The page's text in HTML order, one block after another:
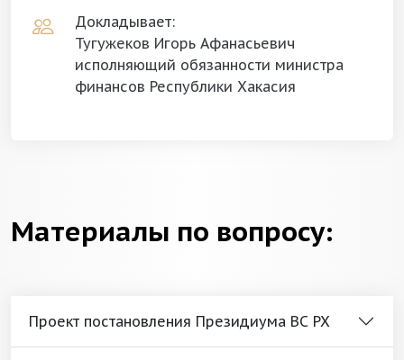
Докладывает:
Тугужеков Игорь Афанасьевич
исполняющий обязанности министра
финансов Республики Хакасия
Материалы по вопросу:
Проект постановления Президиума ВС РХ